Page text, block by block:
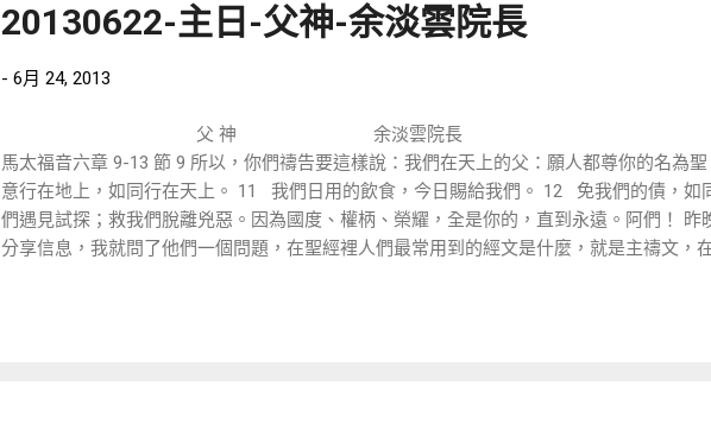
20130622-主日-父神-余淡雲院長
- 6月 24, 2013
父 神 余淡雲院長
馬太福音六章 9-13 節 9 所以，你們禱告要這樣說：我們在天上的父：願人都尊你的名為
意行在地上，如同行在天上。 11 我們日用的飲食，今日賜給我們。 12 免我們的債，
們遇見試探；救我們脫離兇惡。因為國度、權柄、榮耀，全是你的，直到永遠。阿們！ 昨
分享信息，我就問了他們一個問題，在聖經裡人們最常用到的經文是什麼，就是主禱文，